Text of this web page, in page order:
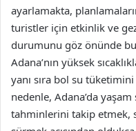
ayarlamakta,
turistler için etkinlik ve
durumunu göz önünde
Adana’nın yüksek
yanı sıra bol su
nedenle, Adana’da
tahminlerini takip etmek,